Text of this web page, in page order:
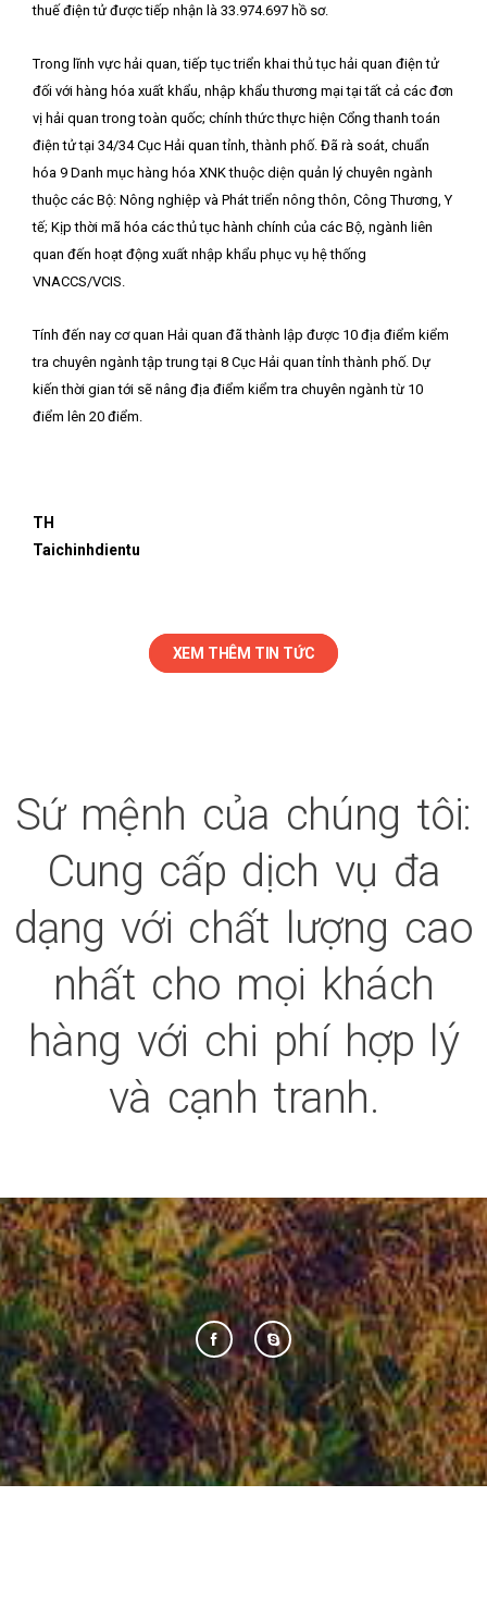
thuế điện tử được tiếp nhận là 33.974.697 hồ sơ.
Trong lĩnh vực hải quan, tiếp tục triển khai thủ tục hải quan điện tử
đối với hàng hóa xuất khẩu, nhập khẩu thương mại tại tất cả các đơn
vị hải quan trong toàn quốc; chính thức thực hiện Cổng thanh toán
điện tử tại 34/34 Cục Hải quan tỉnh, thành phố. Đã rà soát, chuẩn
hóa 9 Danh mục hàng hóa XNK thuộc diện quản lý chuyên ngành
thuộc các Bộ: Nông nghiệp và Phát triển nông thôn, Công Thương, Y
tế; Kịp thời mã hóa các thủ tục hành chính của các Bộ, ngành liên
quan đến hoạt động xuất nhập khẩu phục vụ hệ thống
VNACCS/VCIS.
Tính đến nay cơ quan Hải quan đã thành lập được 10 địa điểm kiểm
tra chuyên ngành tập trung tại 8 Cục Hải quan tỉnh thành phố. Dự
kiến thời gian tới sẽ nâng địa điểm kiểm tra chuyên ngành từ 10
điểm lên 20 điểm.
TH
Taichinhdientu
XEM THÊM TIN TỨC
Sứ mệnh của chúng tôi:
Cung cấp dịch vụ đa
dạng với chất lượng cao
nhất cho mọi khách
hàng với chi phí hợp lý
và cạnh tranh.